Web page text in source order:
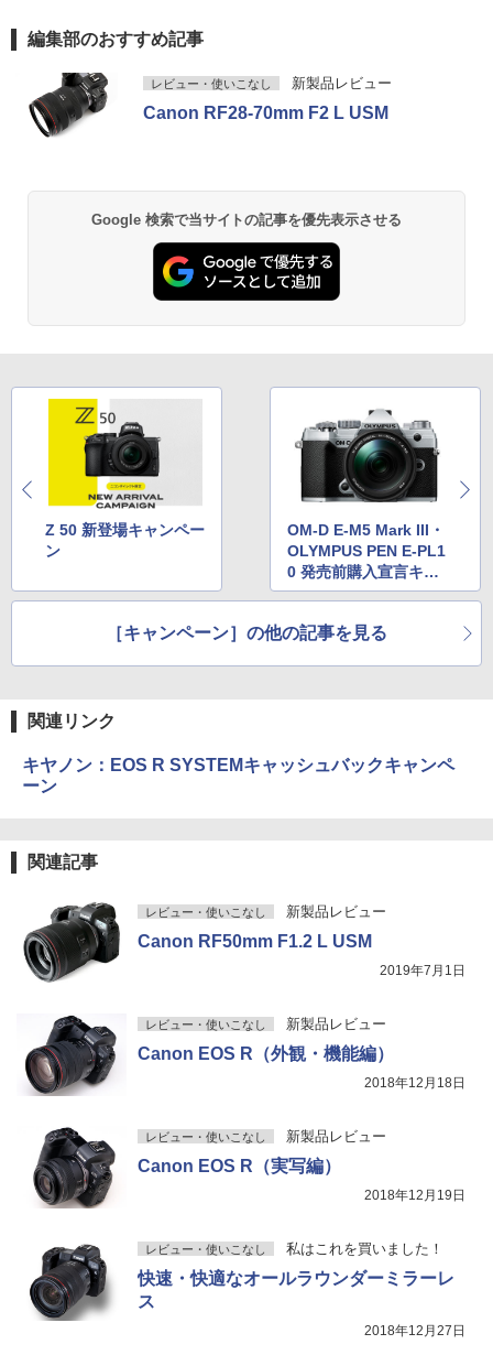
編集部のおすすめ記事
レビュー・使いこなし 新製品レビュー
Canon RF28-70mm F2 L USM
Google 検索で当サイトの記事を優先表示させる
Z 50 新登場キャンペー
ン
OM-D E-M5 Mark III・
OLYMPUS PEN E-PL1
0 発売前購入宣言キャ
ンペーン!!
［キャンペーン］の他の記事を見る
関連リンク
キヤノン：EOS R SYSTEMキャッシュバックキャンペ
ーン
関連記事
レビュー・使いこなし 新製品レビュー
Canon RF50mm F1.2 L USM
2019年7月1日
レビュー・使いこなし 新製品レビュー
Canon EOS R（外観・機能編）
2018年12月18日
レビュー・使いこなし 新製品レビュー
Canon EOS R（実写編）
2018年12月19日
レビュー・使いこなし 私はこれを買いました！
快速・快適なオールラウンダーミラーレ
ス
2018年12月27日